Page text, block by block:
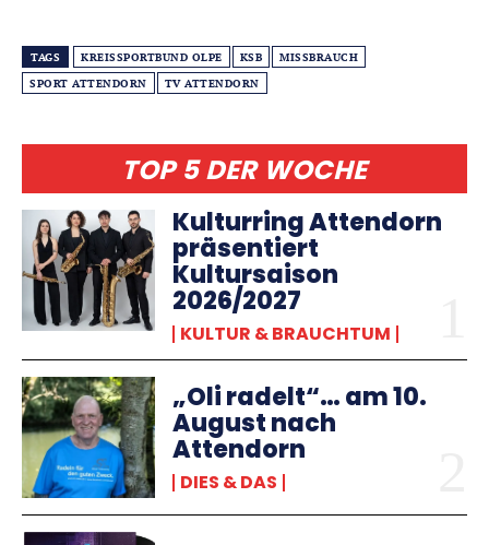
TOP 5 DER WOCHE
Kulturring Attendorn
präsentiert
Kultursaison
2026/2027
KULTUR & BRAUCHTUM
„Oli radelt“… am 10.
August nach
Attendorn
DIES & DAS
TAGS KREISSPORTBUND OLPE KSB
MISSBRAUCH
SPORT ATTENDORN
TV ATTENDORN